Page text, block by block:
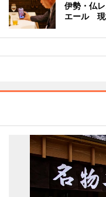
伊勢・仏
エール 現